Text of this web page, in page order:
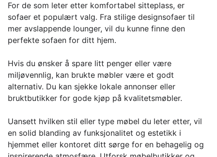
For de som leter etter komfortabel sitteplass, er
sofaer et populært valg. Fra stilige designsofaer til
mer avslappende lounger, vil du kunne finne den
perfekte sofaen for ditt hjem.
Hvis du ønsker å spare litt penger eller være
miljøvennlig, kan brukte møbler være et godt
alternativ. Du kan sjekke lokale annonser eller
bruktbutikker for gode kjøp på kvalitetsmøbler.
Uansett hvilken stil eller type møbel du leter etter, vil
en solid blanding av funksjonalitet og estetikk i
hjemmet eller kontoret ditt sørge for en behagelig og